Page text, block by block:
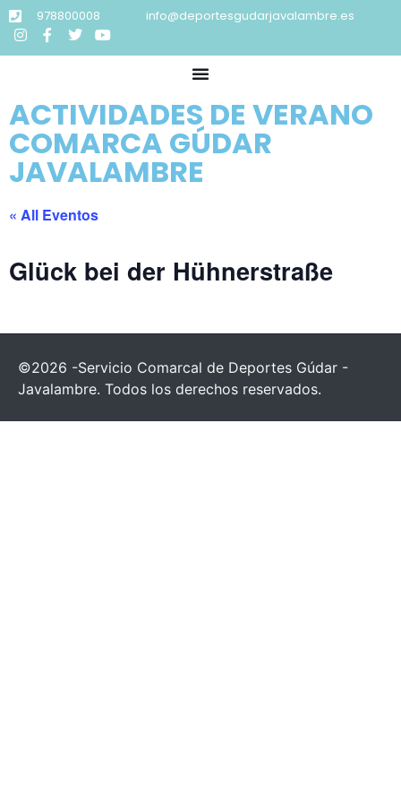
978800008 info@deportesgudarjavalambre.es
ACTIVIDADES DE VERANO
COMARCA GÚDAR
JAVALAMBRE
« All Eventos
Glück bei der Hühnerstraße
©2026 -Servicio Comarcal de Deportes Gúdar -
Javalambre. Todos los derechos reservados.